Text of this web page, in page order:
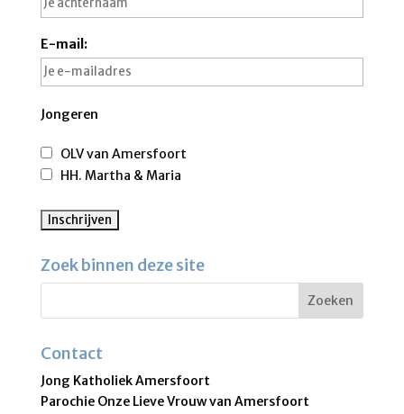
E-mail:
Jongeren
OLV van Amersfoort
HH. Martha & Maria
Zoek binnen deze site
Contact
Jong Katholiek Amersfoort
Parochie Onze Lieve Vrouw van Amersfoort